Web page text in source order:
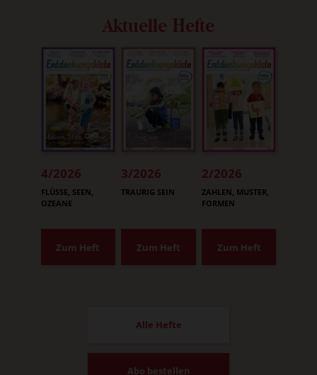
Aktuelle Hefte
4/2026
:
FLÜSSE, SEEN,
OZEANE
Zum Heft
3/2026
:
TRAURIG SEIN
Zum Heft
2/2026
:
ZAHLEN, MUSTER,
FORMEN
Zum Heft
Alle Hefte
Abo bestellen